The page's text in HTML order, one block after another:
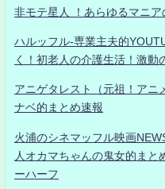
非モテ星人 ！あらゆるマニア
ハルッフル-専業主夫的
く！初老人の介護生活！激動
アニゲタレスト（元祖！ア
ナベ的まとめ速報
火浦のシネマッフル映画
人オカマちゃんの鬼女的ま
ーハーフ